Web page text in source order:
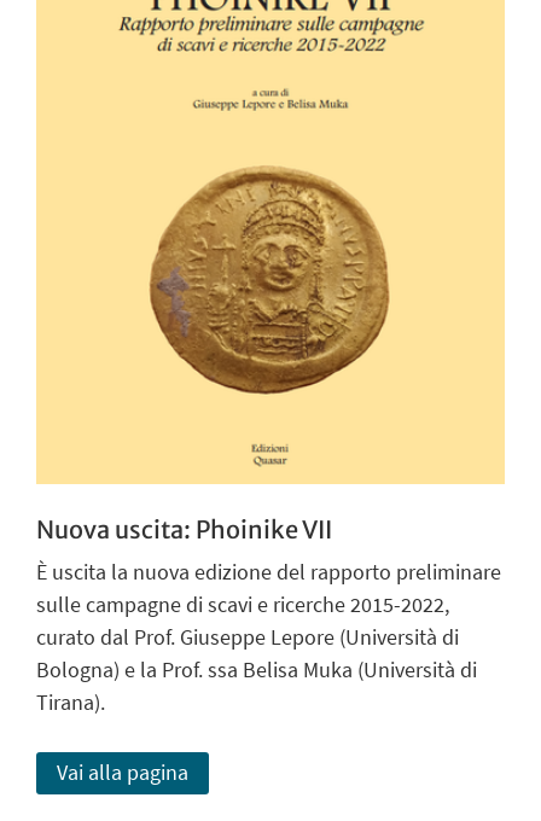
Nuova uscita: Phoinike VII
È uscita la nuova edizione del rapporto preliminare
sulle campagne di scavi e ricerche 2015-2022,
curato dal Prof. Giuseppe Lepore (Università di
Bologna) e la Prof. ssa Belisa Muka (Università di
Tirana).
Vai alla pagina